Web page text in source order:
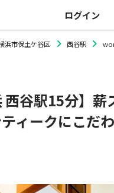
ログイン
浜市保土ケ谷区 西谷駅
西谷駅15分】
ィークにこ